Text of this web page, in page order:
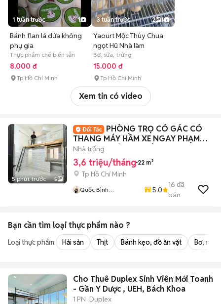
1 tuần trước 1
Bánh flan lá dứa không
phụ gia
Thực phẩm chế biến sẵn
8.000 đ
Tp Hồ Chí Minh
3 tuần trước 2 1
Yaourt Mộc Thủy Chua
ngọt Hũ Nhà làm
Bơ, sữa, trứng
15.000 đ
Tp Hồ Chí Minh
Xem tin có video
5 phút trước 5
PHÒNG TRỌ CÓ GÁC CÓ
THANG MÁY HẦM XE NGAY PHẠM
VĂN HAI GIÁ SINH VIÊN
Nhà trống
3,6 triệu/tháng 22 m²
Tp Hồ Chí Minh
Quốc Bình
5.0
16 đã
bán
Bạn cần tìm loại thực phẩm nào ?
Loại thực phẩm: Hải sản Thịt Bánh kẹo, đồ ăn vặt Bơ,
Cho Thuê Duplex Sinh Viên Mới Toanh
- Gần Y Dược , UEH, Bách Khoa
1 PN Duplex